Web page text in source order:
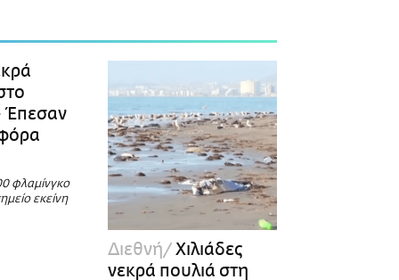
Οι Αθηναίοι
Lgbtqi+
Επιλογές
Έπεσαν
φλαμίνγκο
εκείνη
Διεθνή Χιλιάδες
νεκρά πουλιά στη